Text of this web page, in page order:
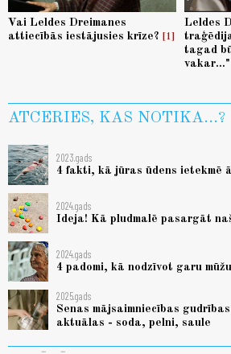
Vai Leldes Dreimanes
attiecībās iestājusies krīze?
1
Leldes
tagad
vakar..."
ATCERIES, KAS NOTIKA...?
2023.gads
4 fakti, kā jūras ūdens ietekmē
2024.gads
Ideja! Kā pludmalē pasargāt
2024.gads
4 padomi, kā nodzīvot garu mūžu
2025.gads
Senas mājsaimniecības
aktuālas - soda, pelni, saule